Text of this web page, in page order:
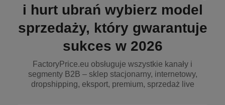
i hurt ubrań wybierz model
sprzedaży, który gwarantuje
sukces w 2026
FactoryPrice.eu obsługuje wszystkie kanały i
segmenty B2B – sklep stacjonarny, internetowy,
dropshipping, eksport, premium, sprzedaż live